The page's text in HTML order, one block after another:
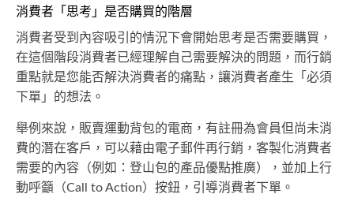
消費者「思考」是否購買的階層
消費者受到內容吸引的情況下會開始思考是否需要購買，
在這個階段消費者已經理解自己需要解決的問題，而行銷
重點就是您能否解決消費者的痛點，讓消費者產生「必須
下單」的想法。
舉例來說，販賣運動背包的電商，有註冊為會員但尚未消
費的潛在客戶，可以藉由電子郵件再行銷，客製化消費者
需要的內容（例如：登山包的產品優點推廣），並加上行
動呼籲（Call to Action）按鈕，引導消費者下單。